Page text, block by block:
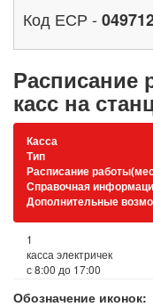
Код ЕСР -
Расписание
касс на
Касса
Тип
Расписание
Справочная
Дополнительные
1
касса электричек
с 8:00 до 17:00
Обозначение иконок: